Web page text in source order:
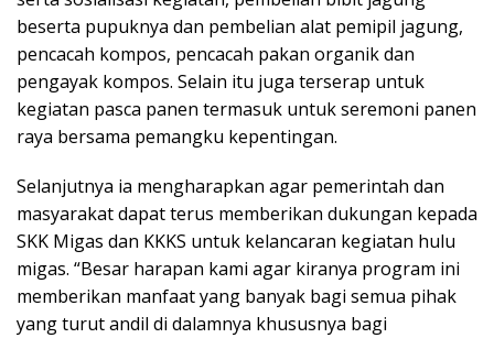
beserta pupuknya dan pembelian alat pemipil jagung,
pencacah kompos, pencacah pakan organik dan
pengayak kompos. Selain itu juga terserap untuk
kegiatan pasca panen termasuk untuk seremoni panen
raya bersama pemangku kepentingan.
Selanjutnya ia mengharapkan agar pemerintah dan
masyarakat dapat terus memberikan dukungan kepada
SKK Migas dan KKKS untuk kelancaran kegiatan hulu
migas. “Besar harapan kami agar kiranya program ini
memberikan manfaat yang banyak bagi semua pihak
yang turut andil di dalamnya khususnya bagi